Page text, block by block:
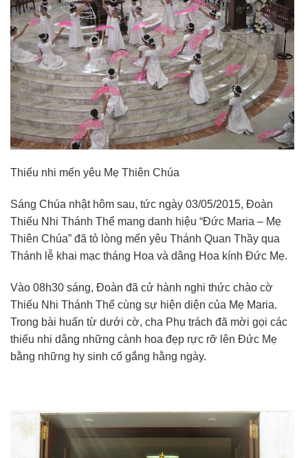
Thiếu nhi mến yêu Mẹ Thiên Chúa
Sáng Chúa nhật hôm sau, tức ngày 03/05/2015, Đoàn
Thiếu Nhi Thánh Thể mang danh hiệu “Đức Maria – Mẹ
Thiên Chúa” đã tỏ lòng mến yêu Thánh Quan Thầy qua
Thánh lễ khai mạc tháng Hoa và dâng Hoa kính Đức Mẹ.
Vào 08h30 sáng, Đoàn đã cử hành nghi thức chào cờ
Thiếu Nhi Thánh Thể cùng sự hiện diện của Mẹ Maria.
Trong bài huấn từ dưới cờ, cha Phụ trách đã mời gọi các
thiếu nhi dâng những cành hoa đẹp rực rỡ lên Đức Mẹ
bằng những hy sinh cố gắng hằng ngày.